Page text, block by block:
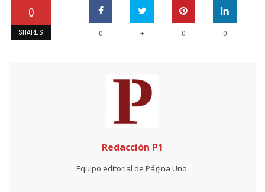
0
SHARES 0 + 0 0
Redacción P1
Equipo editorial de Página Uno.